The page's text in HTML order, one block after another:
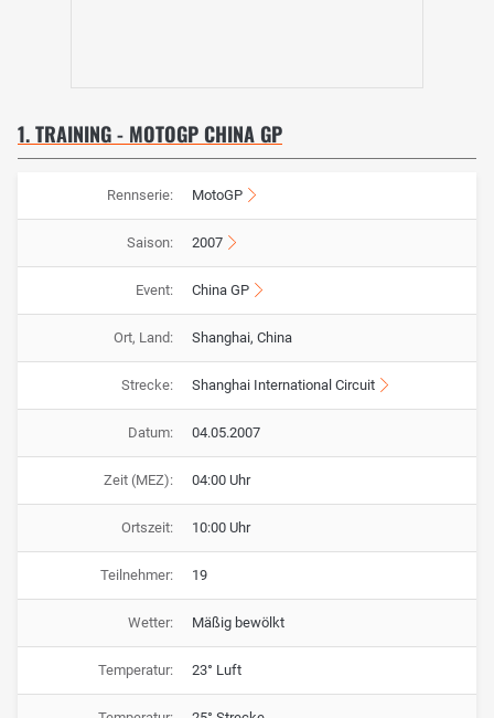
1. TRAINING - MOTOGP CHINA GP
Rennserie: MotoGP
Saison: 2007
Event: China GP
Ort, Land: Shanghai, China
Strecke: Shanghai International Circuit
Datum: 04.05.2007
Zeit (MEZ): 04:00 Uhr
Ortszeit: 10:00 Uhr
Teilnehmer: 19
Wetter: Mäßig bewölkt
Temperatur: 23° Luft